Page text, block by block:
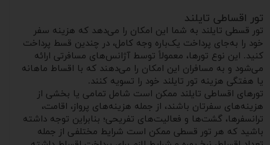
تور اقساطی تایلند
تور قسطی تایلند به شما این امکان را می‌دهد که هزینه سفر
خود را به‌جای پرداخت یک‌باره وجه کامل، در چندین قسط پرداخت
کنید. این نوع تورها، معمولاً توسط آژانس‌های مسافرتی ارائه
می‌شود و به مسافران این امکان را می‌دهند که با اقساط ماهانه
یا هفتگی هزینه تور تایلند خود را تسویه کنند.
تورهای اقساطی تایلند ممکن است شامل تمامی یا بخشی از
هزینه‌های سفرتان باشند، از جمله هزینه‌های پرواز، اقامت،
ترانسفرها، گشت‌ها و فعالیت‌های تفریحی؛ بنابراین توجه داشته
باشید که هر تور قسطی ممکن است شرایط مختلفی از جمله